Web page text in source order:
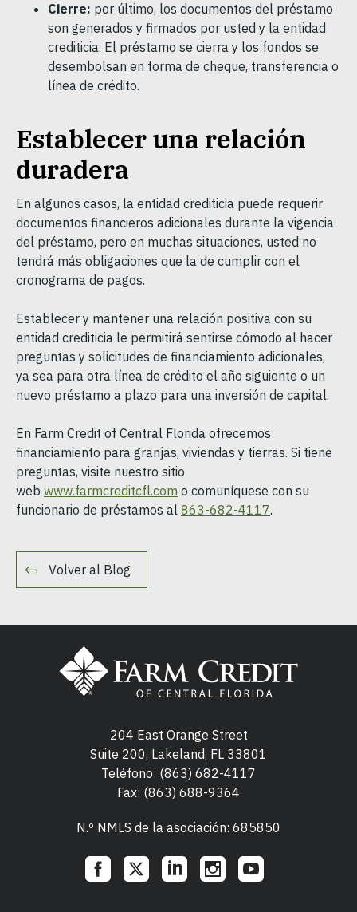
Cierre: por último, los documentos del préstamo
son generados y firmados por usted y la entidad
crediticia. El préstamo se cierra y los fondos se
desembolsan en forma de cheque, transferencia o
línea de crédito.
Establecer una relación
duradera
En algunos casos, la entidad crediticia puede requerir
documentos financieros adicionales durante la vigencia
del préstamo, pero en muchas situaciones, usted no
tendrá más obligaciones que la de cumplir con el
cronograma de pagos.
Establecer y mantener una relación positiva con su
entidad crediticia le permitirá sentirse cómodo al hacer
preguntas y solicitudes de financiamiento adicionales,
ya sea para otra línea de crédito el año siguiente o un
nuevo préstamo a plazo para una inversión de capital.
En Farm Credit of Central Florida ofrecemos
financiamiento para granjas, viviendas y tierras. Si tiene
preguntas, visite nuestro sitio
web www.farmcreditcfl.com o comuníquese con su
funcionario de préstamos al 863-682-4117.
Volver al Blog
204 East Orange Street
Suite 200, Lakeland, FL 33801
Teléfono: (863) 682-4117
Fax: (863) 688-9364
N.º NMLS de la asociación: 685850